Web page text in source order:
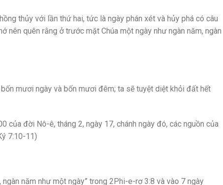
thủy với lần thứ hai, tức là ngày phán xét và hủy phá có câu
nên quên rằng ở trước mặt Chúa một ngày như ngàn năm, ngàn
mươi ngày và bốn mươi đêm; ta sẽ tuyệt diệt khỏi đất hết
của đời Nô-ê, tháng 2, ngày 17, chánh ngày đó, các nguồn của
7:10-11)
năm như một ngày” trong 2Phi-e-rơ 3:8 và vào 7 ngày